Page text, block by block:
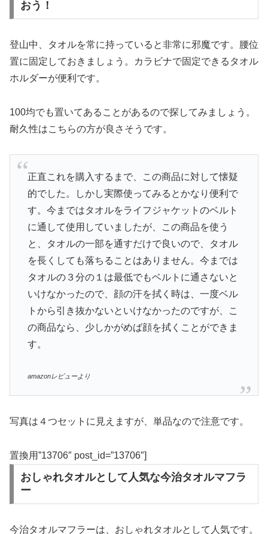
おう！
登山中、タオルを常に持っていると非常に邪魔です。腰位
置に固定しておきましょう。カラビナで固定できるタオル
ホルダーが便利です。
100均でも置いてあることがあるので探してみましょう。
耐久性はこちらの方が良さそうです。
正直これを購入するまで、この商品に対して懐疑
的でした。しかし実際使ってみるとかなり便利で
す。今まではタオルをライフジャケットのベルト
に通して使用していましたが、この商品を使う
と、タオルの一部を通すだけで良いので、タオル
を長くしても落ちることはありません。今までは
タオルの３分の１は最低でもベルトに通さないと
いけなかったので、顔の汗を拭く時は、一度ベル
トから引き抜かないといけなかったのですが、こ
の商品なら、少しかがめば顔を拭くことができま
す。
amazonレビューより
写真は４つセットに見えますが、単品なので注意です。
置換用”13706″ post_id=”13706″]
おしゃれタオルとして人気な今治タオルマフラ
ー
今治タオルマフラーは、おしゃれタオルとして人気です。